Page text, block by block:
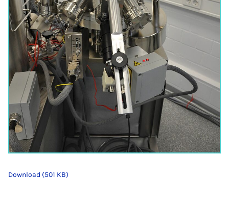
Download (501 KB)